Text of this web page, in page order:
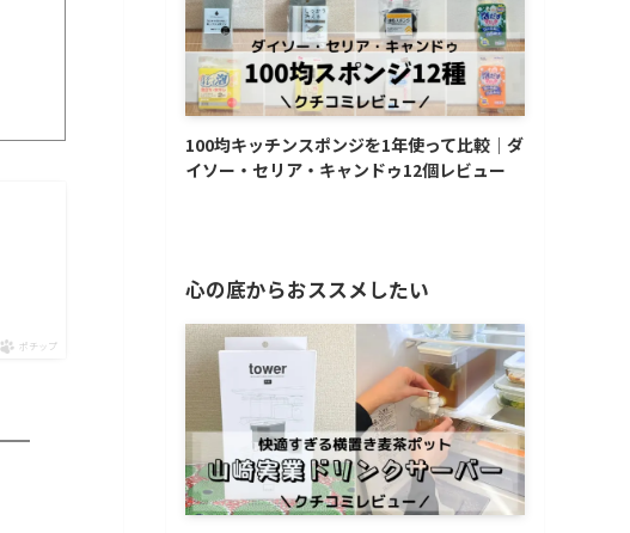
ポチップ
100均キッチンスポンジを1年使って比較｜ダ
イソー・セリア・キャンドゥ12個レビュー
心の底からおススメしたい